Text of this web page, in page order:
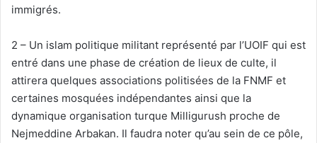
immigrés.
2 – Un islam politique militant représenté par l’UOIF qui est
entré dans une phase de création de lieux de culte, il
attirera quelques associations politisées de la FNMF et
certaines mosquées indépendantes ainsi que la
dynamique organisation turque Milligurush proche de
Nejmeddine Arbakan. Il faudra noter qu’au sein de ce pôle,